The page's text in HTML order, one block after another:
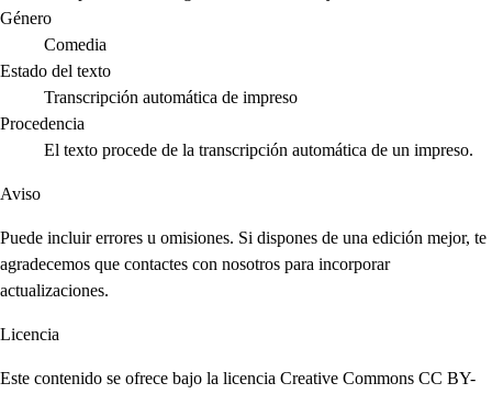
Género
Comedia
Estado del texto
Transcripción automática de impreso
Procedencia
El texto procede de la transcripción automática de un impreso.
Aviso
Puede incluir errores u omisiones. Si dispones de una edición mejor, te
agradecemos que contactes con nosotros para incorporar
actualizaciones.
Licencia
Este contenido se ofrece bajo la licencia Creative Commons CC BY-